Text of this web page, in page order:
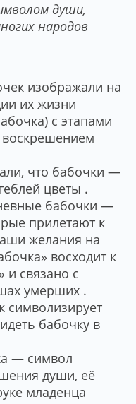
души,
народов
изображали на
их жизни
с этапами
что бабочки —
цветы .
бабочки —
прилетают к
желания на
восходит к
и связано с
умерших .
символизирует
бабочку в
— символ
души, её
младенца